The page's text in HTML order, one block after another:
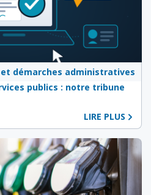
démarches administratives
publics : notre tribune
LIRE PLUS